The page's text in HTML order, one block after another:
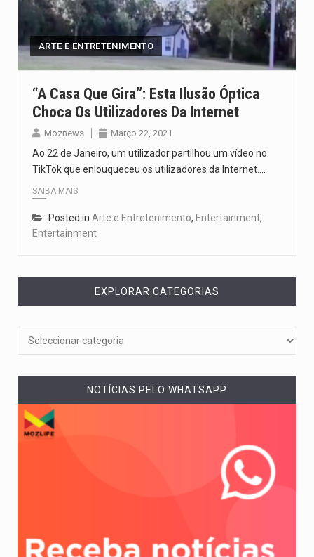
Um dos casos mais graves envolveu a residência de Sam…
ARTE E ENTRETENIMENTO
“A Casa Que Gira”: Esta Ilusão Óptica
Choca Os Utilizadores Da Internet
Moznews Março 22, 2021
Ao 22 de Janeiro, um utilizador partilhou um vídeo no
TikTok que enlouqueceu os utilizadores da Internet.…
SAIBA MAIS
Posted in Arte e Entretenimento, Entertainment,
Entertainment
EXPLORAR CATEGORIAS
NOTÍCIAS PELO WHATSAPP